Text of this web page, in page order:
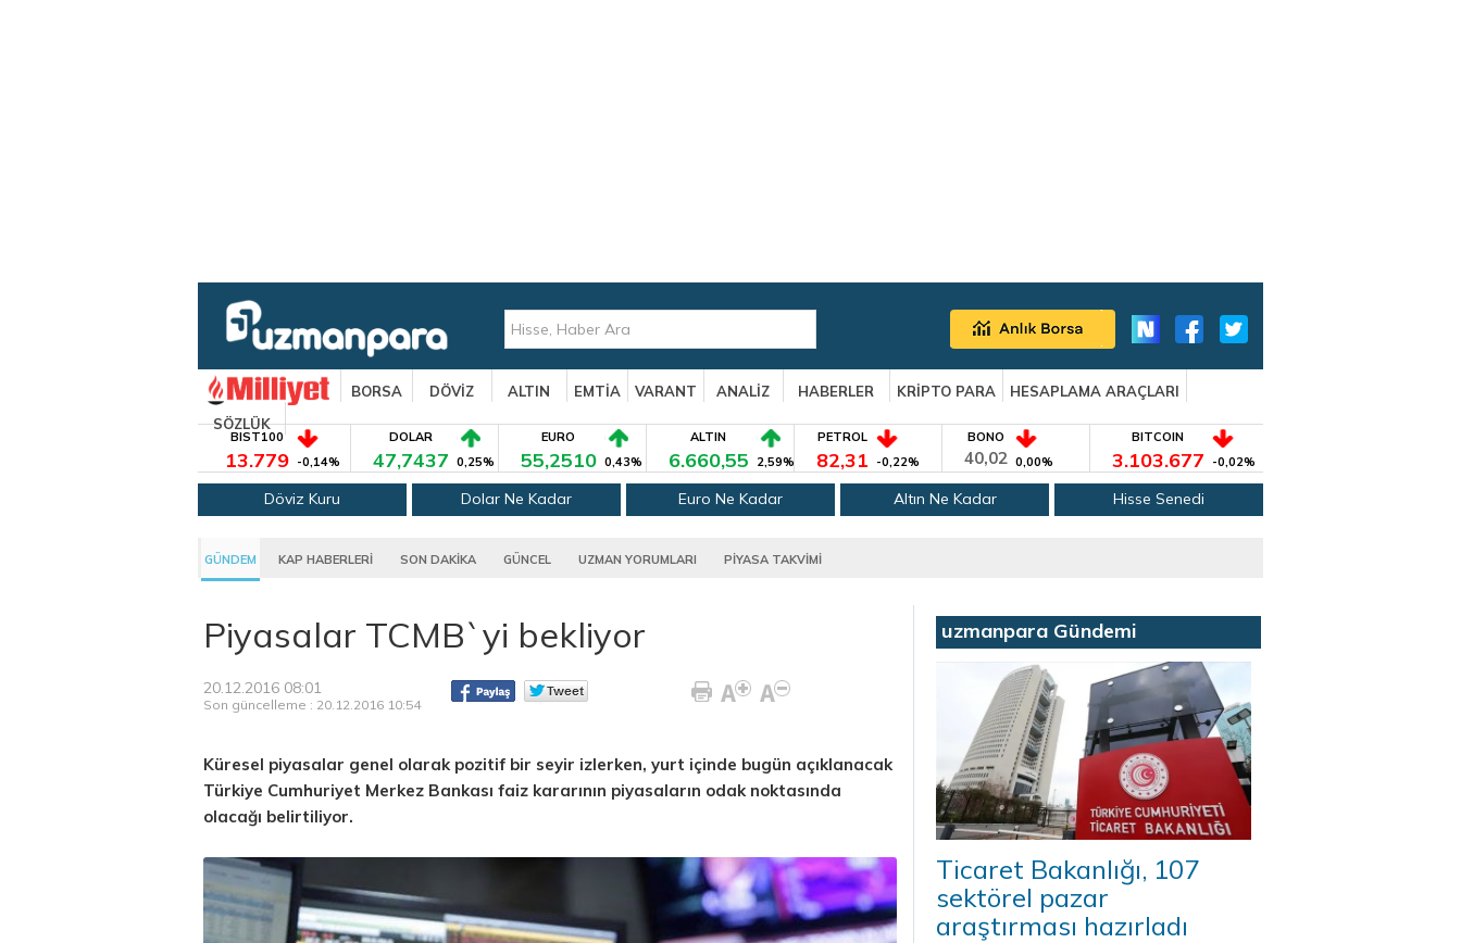
BORSA DÖVİZ ALTIN EMTİA VARANT ANALİZ HABERLER KRİPTO PARA
HESAPLAMA ARAÇLARI
SÖZLÜK
BIST100
13.779 -0,14%
DOLAR
47,7437 0,25%
EURO
55,2510 0,43%
ALTIN
6.660,55 2,59%
PETROL
82,31 -0,22%
BONO
40,02 0,00%
BITCOIN
3.103.677 -0,02%
Döviz Kuru Dolar Ne Kadar Euro Ne Kadar Altın Ne Kadar Hisse Senedi
GÜNDEM KAP HABERLERİ SON DAKİKA GÜNCEL UZMAN YORUMLARI PİYASA TAKVİMİ
Piyasalar TCMB`yi bekliyor
20.12.2016 08:01
Son güncelleme : 20.12.2016 10:54
Küresel piyasalar genel olarak pozitif bir seyir izlerken, yurt içinde bugün açıklanacak
Türkiye Cumhuriyet Merkez Bankası faiz kararının piyasaların odak noktasında
olacağı belirtiliyor.
uzmanpara Gündemi
Ticaret Bakanlığı, 107
sektörel pazar
araştırması hazırladı